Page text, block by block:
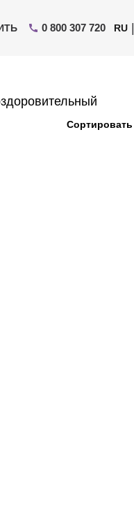
0 800 307 720 RU |
Сортировать